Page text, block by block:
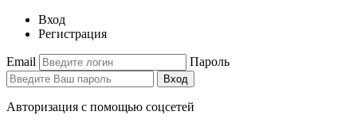
Вход
Регистрация
Email Пароль
Вход
Авторизация с помощью соцсетей